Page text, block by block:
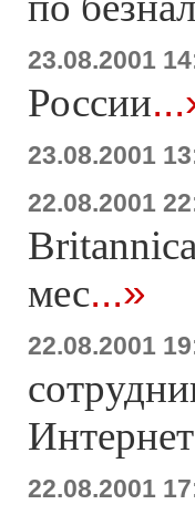
23.08.2001
России
23.08.2001
22.08.2001
мес...»
22.08.2001
Интернет
22.08.2001